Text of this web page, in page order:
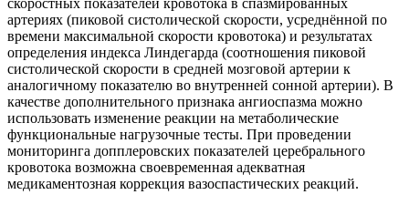
артериях (пиковой систолической скорости, усреднённой по
времени максимальной скорости кровотока) и результатах
определения индекса Линдегарда (соотношения пиковой
систолической скорости в средней мозговой артерии к
аналогичному показателю во внутренней сонной артерии). В
качестве дополнительного признака ангиоспазма можно
использовать изменение реакции на метаболические
функциональные нагрузочные тесты. При проведении
мониторинга допплеровских показателей церебрального
кровотока возможна своевременная адекватная
медикаментозная коррекция вазоспастических реакций.